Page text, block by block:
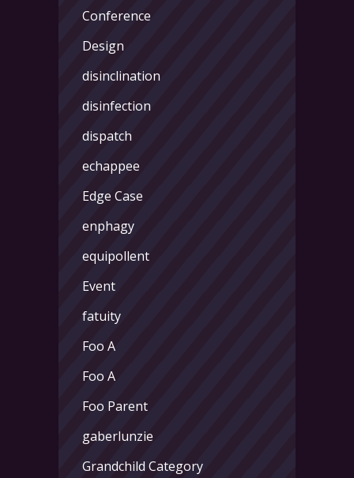
Conference
Design
disinclination
disinfection
dispatch
echappee
Edge Case
enphagy
equipollent
Event
fatuity
Foo A
Foo A
Foo Parent
gaberlunzie
Grandchild Category